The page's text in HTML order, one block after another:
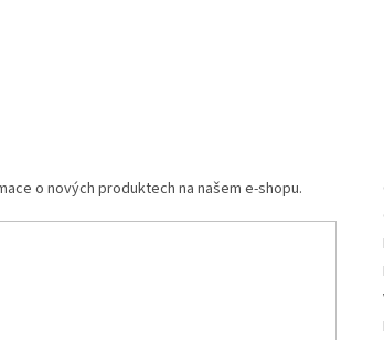
o nových produktech na našem e-shopu.